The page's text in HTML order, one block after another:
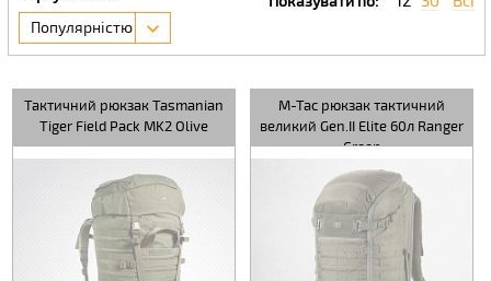
Популярністю
Тактичний рюкзак Tasmanian
Tiger Field Pack MK2 Olive
M-Tac рюкзак тактичний
великий Gen.II Elite 60л Ranger
Green